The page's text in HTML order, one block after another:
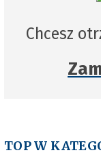
Chcesz
TOP W